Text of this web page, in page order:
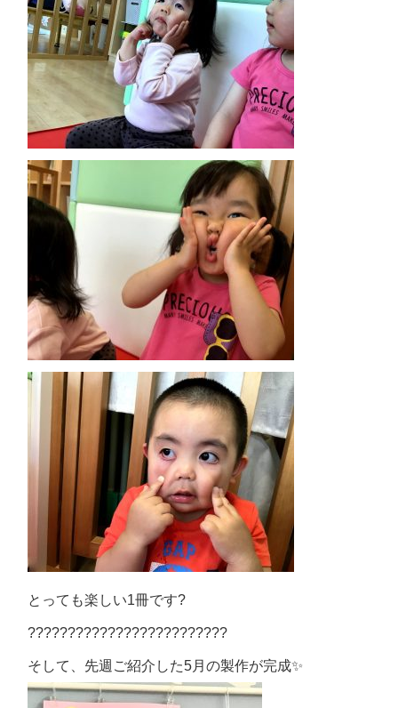
とっても楽しい1冊です?
?????????????????????????
そして、先週ご紹介した5月の製作が完成✨